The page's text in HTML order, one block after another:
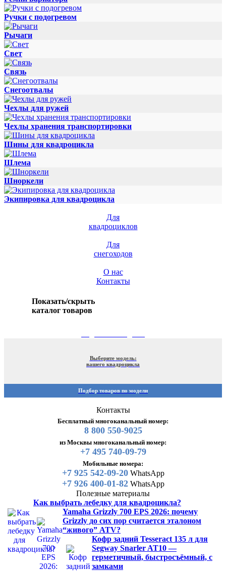
Ручки с подогревом
Рычаги
Свет
Связь
Снегоотвалы
Чехлы для ружей
Чехлы хранения транспортировки
Шины для квадроцикла
Шлема
Шноркели
Экипировка для квадроцикла
Для
квадроциклов
Для
снегоходов
О нас
Контакты
Показать/скрыть
каталог товаров
Выберите модель:
вашего квадроцикла
Подбор товаров по модели
Контакты
Бесплатный многоканальный номер:
8 800 550-9025
из Москвы многоканальный номер:
+7 495 740-09-79
Мобильные номера:
+7 925 542-09-20WhatsApp
+7 926 400-01-82WhatsApp
Полезные материалы
Как выбрать лебедку для квадроцикла?
Yamaha Grizzly 700 EPS 2026: почему
Grizzly до сих пор считается эталоном
“живого” ATV?
Кофр задний Tesseract 135 л для
Segway Snarler AT10 —
герметичный, быстросъёмный, с
замками